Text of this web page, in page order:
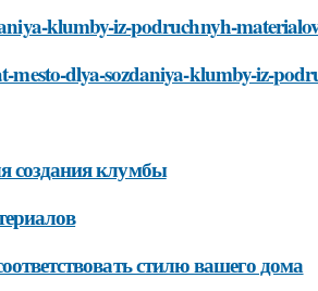
klumby-iz-podruchnyh-
dlya-sozdaniya-klumby-iz-
создания клумбы
стилю вашего дома